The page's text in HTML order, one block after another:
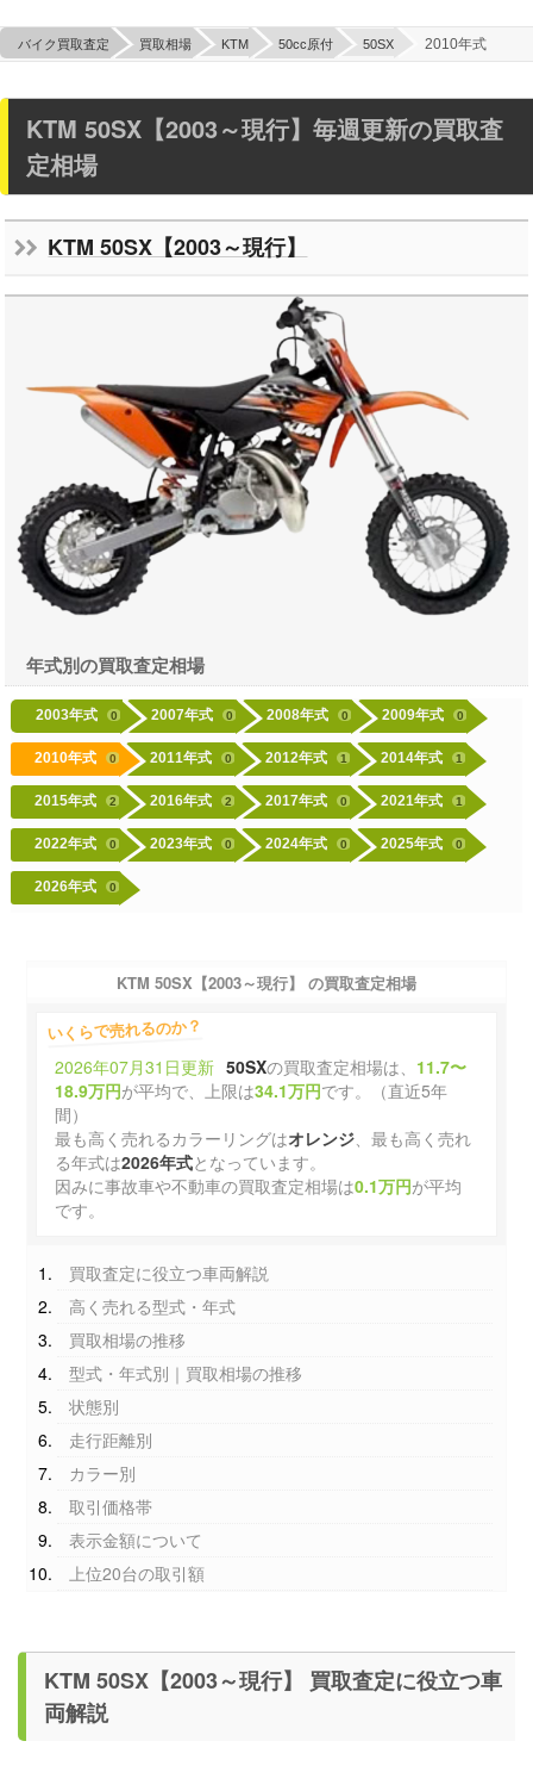
バイク買取査定 買取相場 KTM 50cc原付 50SX 2010年式
KTM 50SX【2003～現行】毎週更新の買取査
定相場
KTM 50SX【2003～現行】
年式別の買取査定相場
2003年式 0 2007年式 0 2008年式 0 2009年式 0
2010年式 0 2011年式 0 2012年式 1 2014年式 1
2015年式 2 2016年式 2 2017年式 0 2021年式 1
2022年式 0 2023年式 0 2024年式 0 2025年式 0
2026年式 0
KTM 50SX【2003～現行】 の買取査定相場
いくらで売れるのか？
2026年07月31日更新 50SXの買取査定相場は、 11.7〜
18.9万円が平均で、上限は34.1万円です。（直近5年
間）
最も高く売れるカラーリングはオレンジ、最も高く売れ
る年式は2026年式となっています。
因みに事故車や不動車の買取査定相場は0.1万円が平均
です。
買取査定に役立つ車両解説
高く売れる型式・年式
買取相場の推移
型式・年式別｜買取相場の推移
状態別
走行距離別
カラー別
取引価格帯
表示金額について
上位20台の取引額
KTM 50SX【2003～現行】 買取査定に役立つ車
両解説